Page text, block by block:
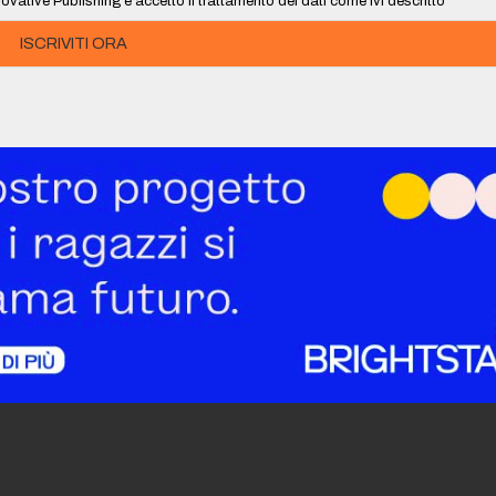
ISCRIVITI ORA